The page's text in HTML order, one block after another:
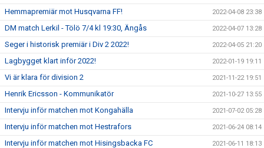
Hemmapremiär mot Husqvarna FF! 2022-04-08 23:38
DM match Lerkil - Tölö 7/4 kl 19:30, Ängås 2022-04-07 13:28
Seger i historisk premiär i Div 2 2022! 2022-04-05 21:20
Lagbygget klart inför 2022! 2022-01-19 19:11
Vi är klara för division 2 2021-11-22 19:51
Henrik Ericsson - Kommunikatör 2021-10-27 13:55
Intervju inför matchen mot Kongahälla 2021-07-02 05:28
Intervju inför matchen mot Hestrafors 2021-06-24 08:14
Intervju inför matchen mot Hisingsbacka FC 2021-06-11 18:13